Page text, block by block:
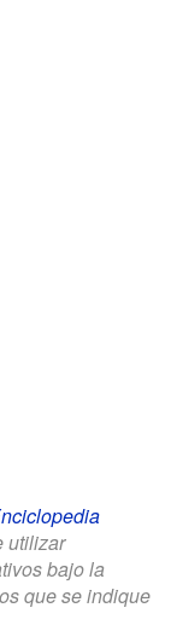
utilizar
bajo la
que se indique